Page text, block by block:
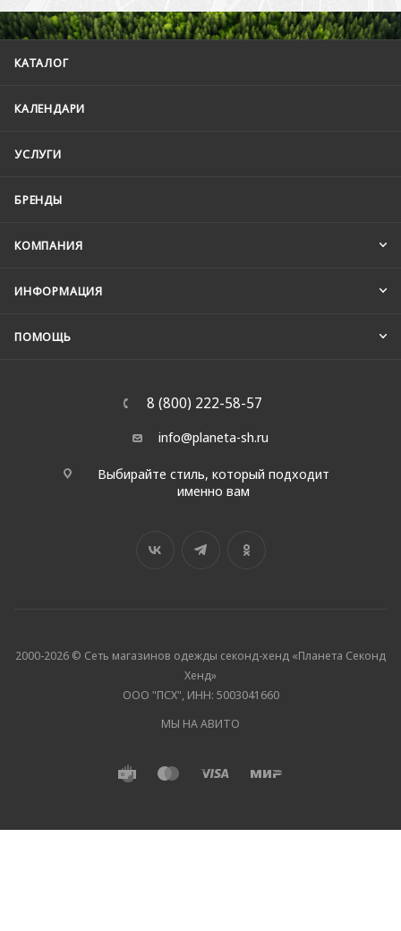
КАТАЛОГ
КАЛЕНДАРИ
УСЛУГИ
БРЕНДЫ
КОМПАНИЯ
ИНФОРМАЦИЯ
ПОМОЩЬ
8 (800) 222-58-57
info@planeta-sh.ru
Выбирайте стиль, который подходит
именно вам
2000-2026 © Сеть магазинов одежды секонд-хенд «Планета Секонд
Хенд»
ООО "ПСХ", ИНН: 5003041660
МЫ НА АВИТО